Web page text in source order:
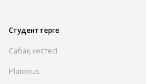
Студенттерге
Сабақ кестесі
Platonus